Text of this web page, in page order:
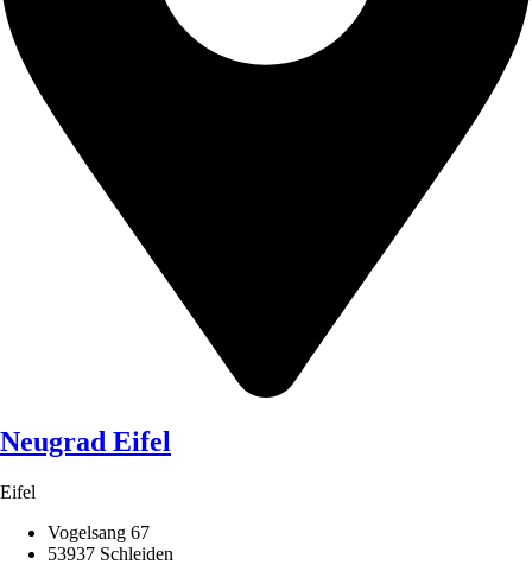
Neugrad Eifel
Eifel
Vogelsang 67
53937 Schleiden